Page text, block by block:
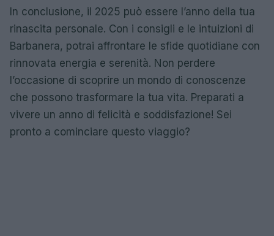
In conclusione, il 2025 può essere l’anno della tua
rinascita personale. Con i consigli e le intuizioni di
Barbanera, potrai affrontare le sfide quotidiane con
rinnovata energia e serenità. Non perdere
l’occasione di scoprire un mondo di conoscenze
che possono trasformare la tua vita. Preparati a
vivere un anno di felicità e soddisfazione! Sei
pronto a cominciare questo viaggio?